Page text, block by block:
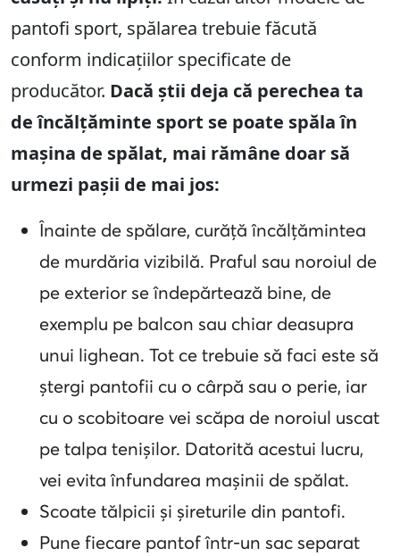
pantofi sport, spălarea trebuie făcută
conform indicațiilor specificate de
producător. Dacă știi deja că perechea ta
de încălțăminte sport se poate spăla în
mașina de spălat, mai rămâne doar să
urmezi pașii de mai jos:
Înainte de spălare, curăță încălțămintea
de murdăria vizibilă. Praful sau noroiul de
pe exterior se îndepărtează bine, de
exemplu pe balcon sau chiar deasupra
unui lighean. Tot ce trebuie să faci este să
ștergi pantofii cu o cârpă sau o perie, iar
cu o scobitoare vei scăpa de noroiul uscat
pe talpa tenișilor. Datorită acestui lucru,
vei evita înfundarea mașinii de spălat.
Scoate tălpicii și șireturile din pantofi.
Pune fiecare pantof într-un sac separat